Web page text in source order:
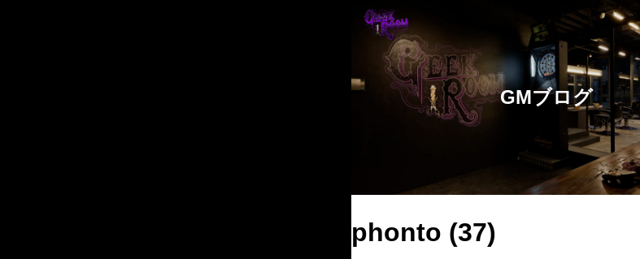
GMブログ
phonto (37)